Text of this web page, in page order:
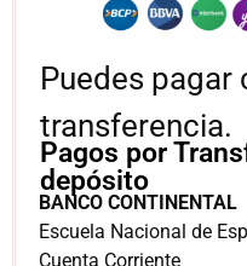
Puedes pagar
transferencia.
BANCO CONTINENTAL
Escuela Nacional de
Cuenta Corriente
Pagos por
depósito